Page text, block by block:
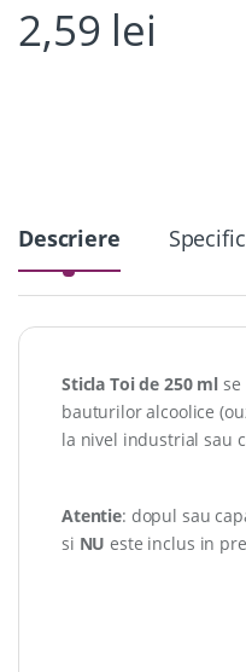
2,59 lei
Descriere
Sticla Toi de 250 ml
bauturilor alcoolice
la nivel industrial sau
Atentie: dopul sau
si NU este inclus in